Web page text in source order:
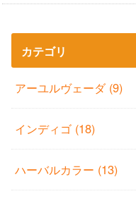
カテゴリ
アーユルヴェーダ (9)
インディゴ (18)
ハーバルカラー (13)